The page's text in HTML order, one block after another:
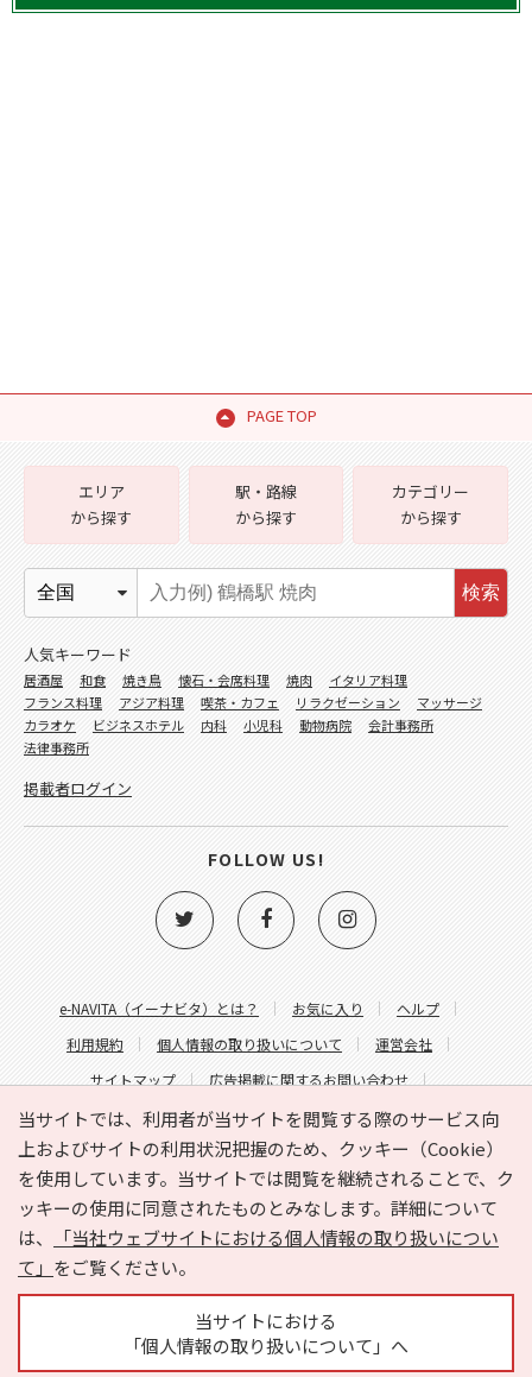
PAGE TOP
当サイトでは、利用者が当サイトを閲覧する際のサービス向
上およびサイトの利用状況把握のため、クッキー（Cookie）
を使用しています。当サイトでは閲覧を継続されることで、ク
ッキーの使用に同意されたものとみなします。詳細について
は、
「当社ウェブサイトにおける個人情報の取り扱いについ
て」 をご覧ください。
当サイトにおける
「個人情報の取り扱いについて」へ
e-NAVITA（イーナビタ）とは？ お気に入り
ヘルプ
利用規約
個人情報の取り扱いについて
運営会社
サイトマップ
広告掲載に関するお問い合わせ
サイトの内容に関するお問い合わせ
エリア
から探す
駅・路線
から探す
カテゴリー
から探す
検索
人気キーワード
居酒屋 和食 焼き鳥 懐石・会席料理 焼肉
イタリア料理
フランス料理
アジア料理 喫茶・カフェ リラクゼーション
マッサージ
カラオケ
ビジネスホテル 内科 小児科 動物病院
会計事務所
法律事務所
掲載者ログイン
FOLLOW US!
Copyright © HYOJITO.Co.,Ltd. All Rights Reserved.